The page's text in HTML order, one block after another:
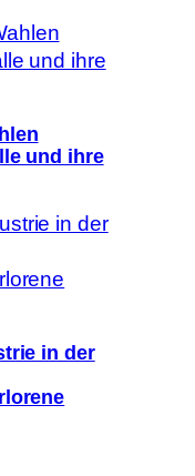
und ihre
in der